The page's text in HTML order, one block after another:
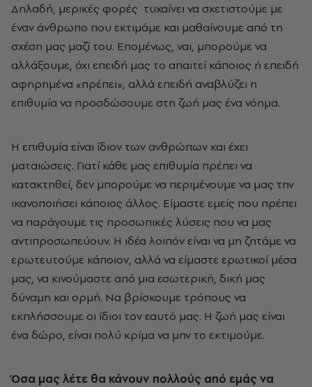
Δηλαδή, μερικές φορές τυχαίνει να σχετιστούμε με
έναν άνθρωπο που εκτιμάμε και μαθαίνουμε από τη
σχέση μας μαζί του. Επομένως, ναι, μπορούμε να
αλλάξουμε, όχι επειδή μας το απαιτεί κάποιος ή επειδή
αφηρημένα «πρέπει», αλλά επειδή αναβλύζει η
επιθυμία να προσδώσουμε στη ζωή μας ένα νόημα.
Η επιθυμία είναι ίδιον των ανθρώπων και έχει
ματαιώσεις. Γιατί κάθε μας επιθυμία πρέπει να
κατακτηθεί, δεν μπορούμε να περιμένουμε να μας την
ικανοποιήσει κάποιος άλλος. Είμαστε εμείς που πρέπει
να παράγουμε τις προσωπικές λύσεις που να μας
αντιπροσωπεύουν. Η ιδέα λοιπόν είναι να μη ζητάμε να
ερωτευτούμε κάποιον, αλλά να είμαστε ερωτικοί μέσα
μας, να κινούμαστε από μια εσωτερική, δική μας
δύναμη και ορμή. Να βρίσκουμε τρόπους να
εκπλήσσουμε οι ίδιοι τον εαυτό μας. Η ζωή μας είναι
ένα δώρο, είναι πολύ κρίμα να μην το εκτιμούμε.
Όσα μας λέτε θα κάνουν πολλούς από εμάς να